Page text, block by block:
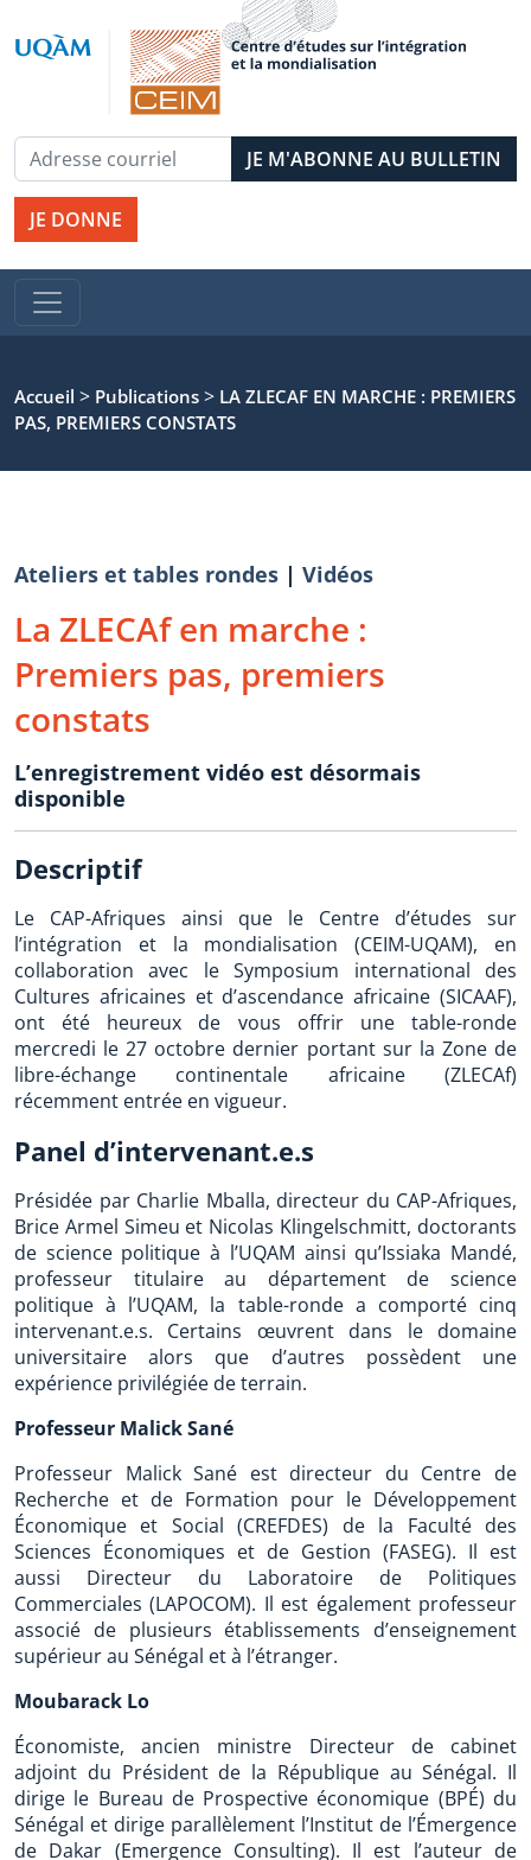
JE DONNE
Accueil > Publications > LA ZLECAF EN MARCHE : PREMIERS
PAS, PREMIERS CONSTATS
Ateliers et tables rondes | Vidéos
La ZLECAf en marche :
Premiers pas, premiers
constats
L’enregistrement vidéo est désormais
disponible
Descriptif
Le CAP-Afriques ainsi que le Centre d’études sur
l’intégration et la mondialisation (CEIM-UQAM), en
collaboration avec le Symposium international des
Cultures africaines et d’ascendance africaine (SICAAF),
ont été heureux de vous offrir une table-ronde
mercredi le 27 octobre dernier portant sur la Zone de
libre-échange continentale africaine (ZLECAf)
récemment entrée en vigueur.
Panel d’intervenant.e.s
Présidée par Charlie Mballa, directeur du CAP-Afriques,
Brice Armel Simeu et Nicolas Klingelschmitt, doctorants
de science politique à l’UQAM ainsi qu’Issiaka Mandé,
professeur titulaire au département de science
politique à l’UQAM, la table-ronde a comporté cinq
intervenant.e.s. Certains œuvrent dans le domaine
universitaire alors que d’autres possèdent une
expérience privilégiée de terrain.
Professeur Malick Sané
Professeur Malick Sané est directeur du Centre de
Recherche et de Formation pour le Développement
Économique et Social (CREFDES) de la Faculté des
Sciences Économiques et de Gestion (FASEG). Il est
aussi Directeur du Laboratoire de Politiques
Commerciales (LAPOCOM). Il est également professeur
associé de plusieurs établissements d’enseignement
supérieur au Sénégal et à l’étranger.
Moubarack Lo
Économiste, ancien ministre Directeur de cabinet
adjoint du Président de la République au Sénégal. Il
dirige le Bureau de Prospective économique (BPÉ) du
Sénégal et dirige parallèlement l’Institut de l’Émergence
de Dakar (Emergence Consulting). Il est l’auteur de